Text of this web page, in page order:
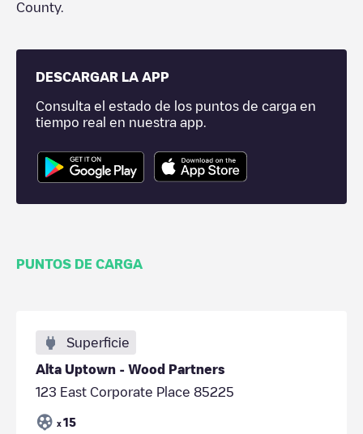
County.
DESCARGAR LA APP
Consulta el estado de los puntos de carga en
tiempo real en nuestra app.
PUNTOS DE CARGA
Superficie
Alta Uptown - Wood Partners
123 East Corporate Place 85225
x 15